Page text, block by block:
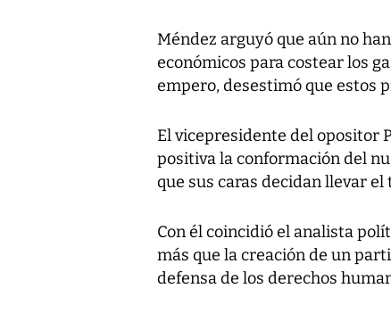
Méndez arguyó que aún no
económicos para costear los
empero, desestimó que estos
El vicepresidente del opositor
positiva la conformación del
que sus caras decidan llevar
Con él coincidió el analista
más que la creación de un
defensa de los derechos